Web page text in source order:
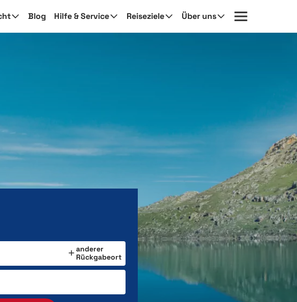
Blog Hilfe & Service Reiseziele Über uns
anderer
Rückgabeort